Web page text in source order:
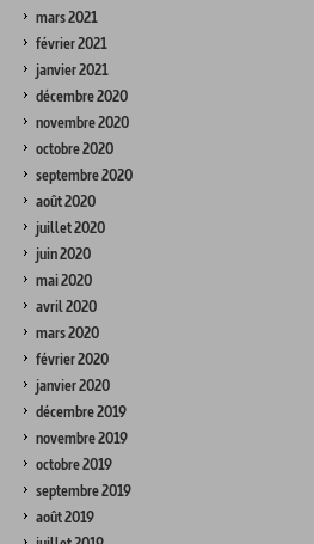
mars 2021
février 2021
janvier 2021
décembre 2020
novembre 2020
octobre 2020
septembre 2020
août 2020
juillet 2020
juin 2020
mai 2020
avril 2020
mars 2020
février 2020
janvier 2020
décembre 2019
novembre 2019
octobre 2019
septembre 2019
août 2019